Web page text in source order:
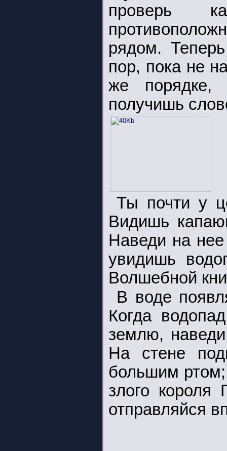
проверь
рядом.
пор, пока не
же порядке,
получишь
Ты почти у
Видишь
Наведи на
увидишь
Волшебной
В воде
Когда
землю,
На стене
большим
злого
отправляйся